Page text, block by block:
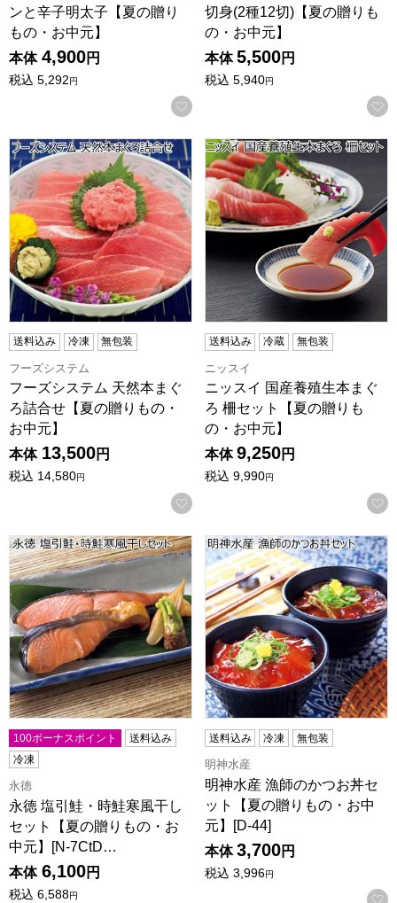
ンと辛子明太子【夏の贈り
もの・お中元】
本体 4,900円
税込 5,292円
お気に入りに登録する
切身(2種12切)【夏の贈りも
の・お中元】
本体 5,500円
税込 5,940円
フーズシステム 天然本まぐろ詰合せ【夏の贈りもの・お中元
送料込み 冷凍 無包装
フーズシステム
フーズシステム 天然本まぐ
ろ詰合せ【夏の贈りもの・
お中元】
本体 13,500円
税込 14,580円
お気に入りに登録する
ニッスイ 国産養殖生本まぐ
送料込み 冷蔵 無包装
ニッスイ
ニッスイ 国産養殖生本まぐ
ろ 柵セット【夏の贈りも
の・お中元】
本体 9,250円
税込 9,990円
永徳 塩引鮭・時鮭寒風干しセット【夏の贈りもの・お中元
100ボーナスポイント
送料込み
冷凍
永徳
永徳 塩引鮭・時鮭寒風干し
セット【夏の贈りもの・お
中元】[N-7CtD…
本体 6,100円
税込 6,588円
明神水産 漁師のかつお丼セ
送料込み 冷凍 無包装
明神水産
明神水産 漁師のかつお丼セ
ット【夏の贈りもの・お中
元】[D-44]
本体 3,700円
税込 3,996円